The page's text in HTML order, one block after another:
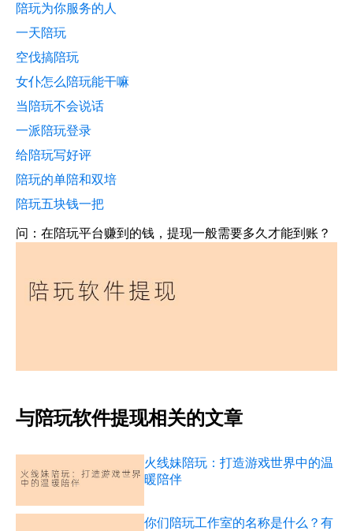
陪玩为你服务的人
一天陪玩
空伐搞陪玩
女仆怎么陪玩能干嘛
当陪玩不会说话
一派陪玩登录
给陪玩写好评
陪玩的单陪和双培
陪玩五块钱一把
问：在陪玩平台赚到的钱，提现一般需要多久才能到账？
与陪玩软件提现相关的文章
火线妹陪玩：打造游戏世界中的温
暖陪伴
你们陪玩工作室的名称是什么？有